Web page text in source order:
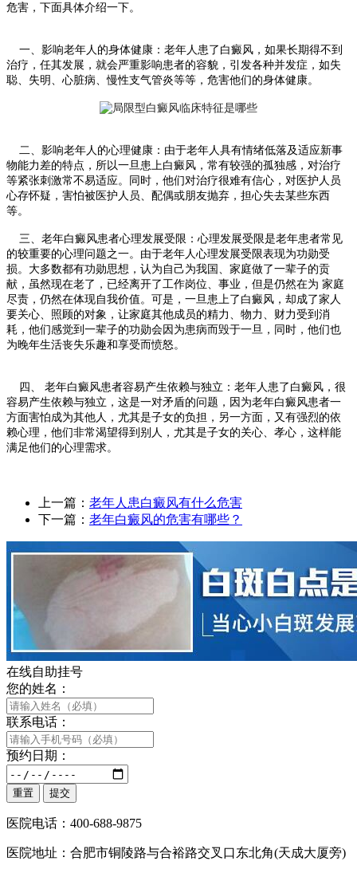
危害，下面具体介绍一下。
一、影响老年人的身体健康：老年人患了白癜风，如果长期得不到
治疗，任其发展，就会严重影响患者的容貌，引发各种并发症，如失
聪、失明、心脏病、慢性支气管炎等等，危害他们的身体健康。
二、影响老年人的心理健康：由于老年人具有情绪低落及适应新事
物能力差的特点，所以一旦患上白癜风，常有较强的孤独感，对治疗
等紧张刺激常不易适应。同时，他们对治疗很难有信心，对医护人员
心存怀疑，害怕被医护人员、配偶或朋友抛弃，担心失去某些东西
等。
三、老年白癜风患者心理发展受限：心理发展受限是老年患者常见
的较重要的心理问题之一。由于老年人心理发展受限表现为功勋受
损。大多数都有功勋思想，认为自己为我国、家庭做了一辈子的贡
献，虽然现在老了，已经离开了工作岗位、事业，但是仍然在为 家庭
尽责，仍然在体现自我价值。可是，一旦患上了白癜风，却成了家人
要关心、照顾的对象，让家庭其他成员的精力、物力、财力受到消
耗，他们感觉到一辈子的功勋会因为患病而毁于一旦，同时，他们也
为晚年生活丧失乐趣和享受而愤怒。
四、 老年白癜风患者容易产生依赖与独立：老年人患了白癜风，很
容易产生依赖与独立，这是一对矛盾的问题，因为老年白癜风患者一
方面害怕成为其他人，尤其是子女的负担，另一方面，又有强烈的依
赖心理，他们非常渴望得到别人，尤其是子女的关心、孝心，这样能
满足他们的心理需求。
上一篇： 老年人患白癜风有什么危害
下一篇： 老年白癜风的危害有哪些？
在线自助挂号
您的姓名：
联系电话：
预约日期：
医院电话：400-688-9875
医院地址：合肥市铜陵路与合裕路交叉口东北角(天成大厦旁)